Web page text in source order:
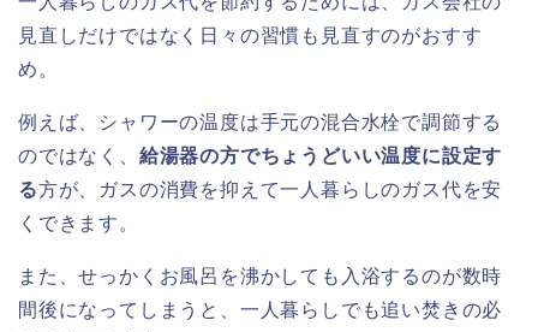
見直しだけではなく日々の習慣も見直すのがおすす
め。
例えば、シャワーの温度は手元の混合水栓で調節する
のではなく、 給湯器の方でちょうどいい温度に設定す
る方が、ガスの消費を抑えて一人暮らしのガス代を安
くできます。
また、せっかくお風呂を沸かしても入浴するのが数時
間後になってしまうと、一人暮らしでも追い焚きの必